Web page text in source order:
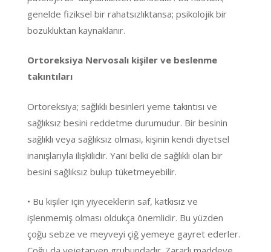
genelde fiziksel bir rahatsızlıktansa; psikolojik bir
bozukluktan kaynaklanır.
Ortoreksiya Nervosalı kişiler ve beslenme
takıntıları
Ortoreksiya; sağlıklı besinleri yeme takıntısı ve
sağlıksız besini reddetme durumudur. Bir besinin
sağlıklı veya sağlıksız olması, kişinin kendi diyetsel
inanışlarıyla ilişkilidir. Yani belki de sağlıklı olan bir
besini sağlıksız bulup tüketmeyebilir.
• Bu kişiler için yiyeceklerin saf, katkısız ve
işlenmemiş olması oldukça önemlidir. Bu yüzden
çoğu sebze ve meyveyi çiğ yemeye gayret ederler.